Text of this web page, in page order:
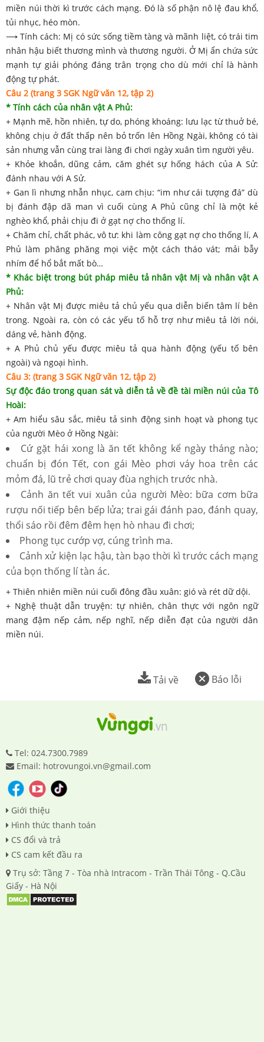
miền núi thời kì trước cách mạng. Đó là số phận nô lệ đau khổ,
tủi nhục, héo mòn.
⟶ Tính cách: Mị có sức sống tiềm tàng và mãnh liệt, có trái tim
nhân hậu biết thương mình và thương người. Ở Mị ẩn chứa sức
mạnh tự giải phóng đáng trân trọng cho dù mới chỉ là hành
động tự phát.
Câu 2 (trang 3 SGK Ngữ văn 12, tập 2)
* Tính cách của nhân vật A Phủ:
+ Mạnh mẽ, hồn nhiên, tự do, phóng khoáng: lưu lạc từ thuở bé,
không chịu ở đất thấp nên bỏ trốn lên Hồng Ngài, không có tài
sản nhưng vẫn cùng trai làng đi chơi ngày xuân tìm người yêu.
+ Khỏe khoắn, dũng cảm, căm ghét sự hống hách của A Sử:
đánh nhau với A Sử.
+ Gan lì nhưng nhẫn nhục, cam chịu: “im như cái tượng đá” dù
bị đánh đập dã man vì cuối cùng A Phủ cũng chỉ là một kẻ
nghèo khổ, phải chịu đi ở gạt nợ cho thống lí.
+ Chăm chỉ, chất phác, vô tư: khi làm công gạt nợ cho thống lí, A
Phủ làm phăng phăng mọi việc một cách tháo vát; mải bẫy
nhím để hổ bắt mất bò…
* Khác biệt trong bút pháp miêu tả nhân vật Mị và nhân vật A
Phủ:
+ Nhân vật Mị được miêu tả chủ yếu qua diễn biến tâm lí bên
trong. Ngoài ra, còn có các yếu tố hỗ trợ như miêu tả lời nói,
dáng vẻ, hành động.
+ A Phủ chủ yếu được miêu tả qua hành động (yếu tố bên
ngoài) và ngoại hình.
Câu 3: (trang 3 SGK Ngữ văn 12, tập 2)
Sự độc đáo trong quan sát và diễn tả về đề tài miền núi của Tô
Hoài:
+ Am hiểu sâu sắc, miêu tả sinh động sinh hoạt và phong tục
của người Mèo ở Hồng Ngài:
Cứ gặt hái xong là ăn tết không kể ngày tháng nào;
chuẩn bị đón Tết, con gái Mèo phơi váy hoa trên các
mỏm đá, lũ trẻ chơi quay đùa nghịch trước nhà.
Cảnh ăn tết vui xuân của người Mèo: bữa cơm bữa
rượu nối tiếp bên bếp lửa; trai gái đánh pao, đánh quay,
thổi sáo rồi đêm đêm hẹn hò nhau đi chơi;
Phong tục cướp vợ, cúng trình ma.
Cảnh xử kiện lạc hậu, tàn bạo thời kì trước cách mạng
của bọn thống lí tàn ác.
+ Thiên nhiên miền núi cuối đông đầu xuân: gió và rét dữ dội.
+ Nghệ thuật dẫn truyện: tự nhiên, chân thực với ngôn ngữ
mang đậm nếp cảm, nếp nghĩ, nếp diễn đạt của người dân
miền núi.
Báo lỗi
Tải về
Tel: 024.7300.7989
Email: hotrovungoi.vn@gmail.com
Giới thiệu
Hình thức thanh toán
CS đổi và trả
CS cam kết đầu ra
Trụ sở: Tầng 7 - Tòa nhà Intracom - Trần Thái Tông - Q.Cầu
Giấy - Hà Nội